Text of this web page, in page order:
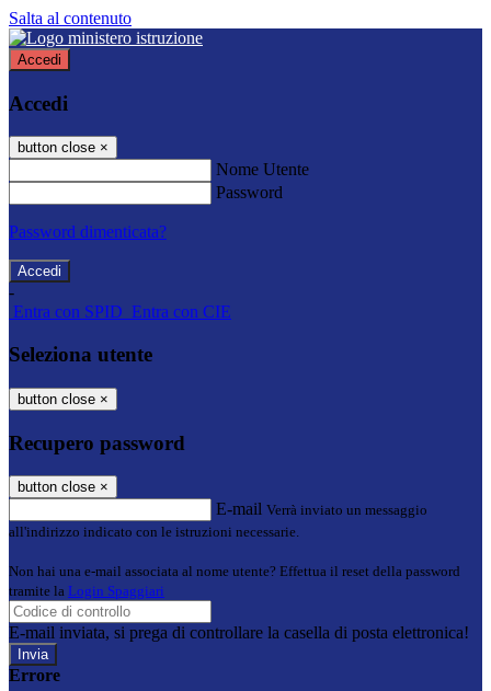
Salta al contenuto
Accedi
Accedi
button close ×
Nome Utente
Password
Password dimenticata?
-
Entra con SPID Entra con CIE
Seleziona utente
button close ×
Recupero password
button close ×
E-mail Verrà inviato un messaggio
all'indirizzo indicato con le istruzioni necessarie.
Non hai una e-mail associata al nome utente? Effettua il reset della password
tramite la Login Spaggiari
E-mail inviata, si prega di controllare la casella di posta elettronica!
Errore